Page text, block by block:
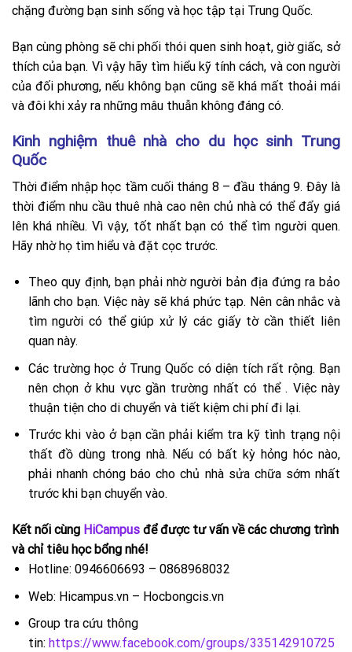
chặng đường bạn sinh sống và học tập tại Trung Quốc.
Bạn cùng phòng sẽ chi phối thói quen sinh hoạt, giờ giấc, sở
thích của bạn. Vì vậy hãy tìm hiểu kỹ tính cách, và con người
của đối phương, nếu không bạn cũng sẽ khá mất thoải mái
và đôi khi xảy ra những mâu thuẫn không đáng có.
Kinh nghiệm thuê nhà cho du học sinh Trung
Quốc
Thời điểm nhập học tầm cuối tháng 8 – đầu tháng 9. Đây là
thời điểm nhu cầu thuê nhà cao nên chủ nhà có thể đẩy giá
lên khá nhiều. Vì vậy, tốt nhất bạn có thể tìm người quen.
Hãy nhờ họ tìm hiểu và đặt cọc trước.
Theo quy định, bạn phải nhờ người bản địa đứng ra bảo
lãnh cho bạn. Việc này sẽ khá phức tạp. Nên cân nhắc và
tìm người có thể giúp xử lý các giấy tờ cần thiết liên
quan này.
Các trường học ở Trung Quốc có diện tích rất rộng. Bạn
nên chọn ở khu vực gần trường nhất có thể . Việc này
thuận tiện cho di chuyển và tiết kiệm chi phí đi lại.
Trước khi vào ở bạn cần phải kiểm tra kỹ tình trạng nội
thất đồ dùng trong nhà. Nếu có bất kỳ hỏng hóc nào,
phải nhanh chóng báo cho chủ nhà sửa chữa sớm nhất
trước khi bạn chuyển vào.
Kết nối cùng HiCampus để được tư vấn về các chương trình
và chỉ tiêu học bổng nhé!
Hotline: 0946606693 – 0868968032
Web: Hicampus.vn – Hocbongcis.vn
Group tra cứu thông
tin: https://www.facebook.com/groups/335142910725